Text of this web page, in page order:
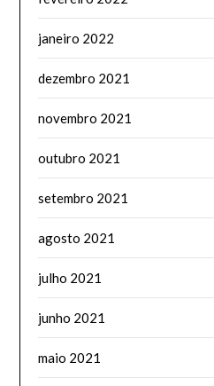
janeiro 2022
dezembro 2021
novembro 2021
outubro 2021
setembro 2021
agosto 2021
julho 2021
junho 2021
maio 2021